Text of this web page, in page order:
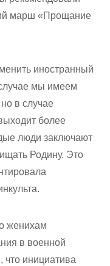
марш «Прощание
иностранный
мы имеем
в случае
более
люди заключают
Родину. Это
женихам
в военной
что инициатива